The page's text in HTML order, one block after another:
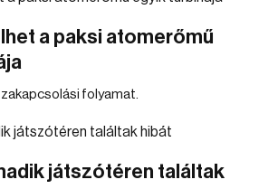
a paksi atomerőmű
folyamat.
játszótéren találtak